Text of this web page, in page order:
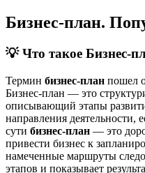
Бизнес-план.
💡 Что такое Бизнес-
Термин бизнес-план пошел
Бизнес-план — это
описывающий этапы
направления деятельности,
сути бизнес-план — это
привести бизнес к
намеченные маршруты
этапов и показывает